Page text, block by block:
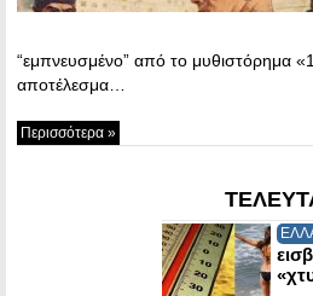
“εμπνευσμένο” από το μυθιστόρημα
αποτέλεσμα…
Περισσότερα »